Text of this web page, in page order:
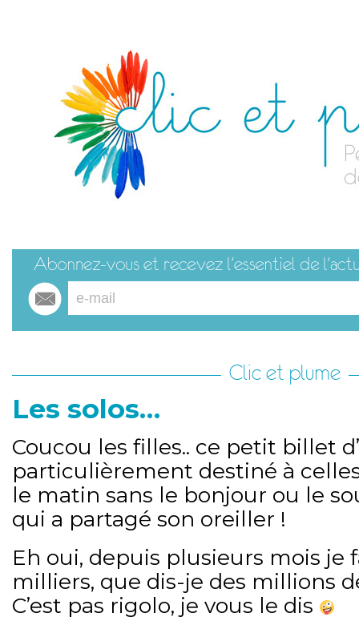
Clic et plume
Les solos…
Coucou les filles.. ce petit billet
particulièrement destiné à
le matin sans le bonjour ou le
qui a partagé son oreiller !
Eh oui, depuis plusieurs mois je
milliers, que dis-je des millions
C’est pas rigolo, je vous le dis